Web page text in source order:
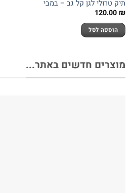
תיק טרולי לגן קל גב – במבי
120.00 ₪
הוספה לסל
מוצרים חדשים באתר...